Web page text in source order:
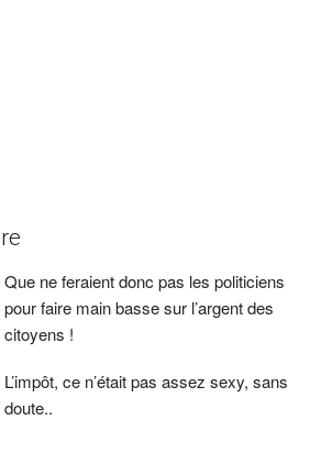
Que ne feraient donc pas les politiciens
pour faire main basse sur l’argent des
citoyens !
L’impôt, ce n’était pas assez sexy, sans
doute..